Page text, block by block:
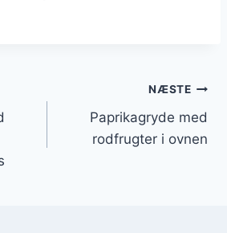
NÆSTE
Paprikagryde med
rodfrugter i ovnen